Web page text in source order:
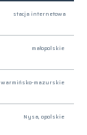
stacja internetowa
małopolskie
warmińsko-mazurskie
Nysa, opolskie